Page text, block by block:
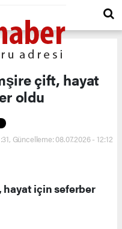
çift, hayat
oldu
Güncelleme: 08.07.2026 - 12:12
hayat için seferber